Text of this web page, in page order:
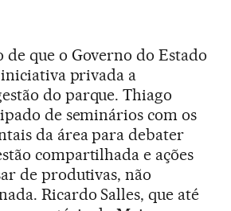
que o Governo do Estado
privada a
do parque. Thiago
de seminários com os
da área para debater
compartilhada e ações
de produtivas, não
Ricardo Salles, que até